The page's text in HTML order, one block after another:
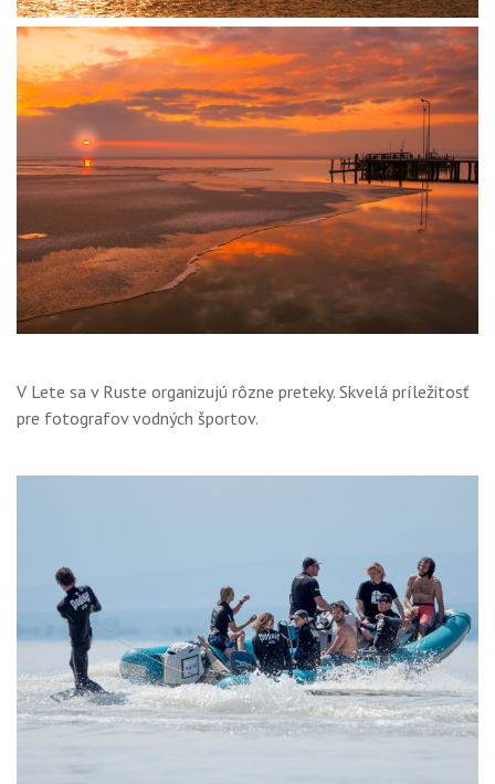
V Lete sa v Ruste organizujú rôzne preteky. Skvelá príležitosť
pre fotografov vodných športov.